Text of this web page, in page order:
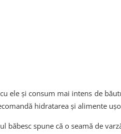
ele și consum mai intens de
hidratarea şi alimente
băbesc spune că o seamă de